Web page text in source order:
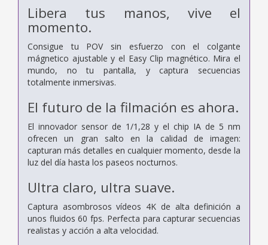
Libera tus manos, vive el
momento.
Consigue tu POV sin esfuerzo con el colgante
mágnetico ajustable y el Easy Clip magnético. Mira el
mundo, no tu pantalla, y captura secuencias
totalmente inmersivas.
El futuro de la filmación es ahora.
El innovador sensor de 1/1,28 y el chip IA de 5 nm
ofrecen un gran salto en la calidad de imagen:
capturan más detalles en cualquier momento, desde la
luz del día hasta los paseos nocturnos.
Ultra claro, ultra suave.
Captura asombrosos vídeos 4K de alta definición a
unos fluidos 60 fps. Perfecta para capturar secuencias
realistas y acción a alta velocidad.